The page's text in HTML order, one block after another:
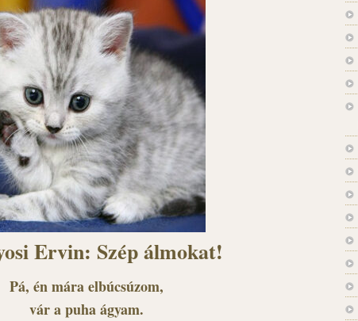
Ervin: Szép álmokat!
Pá, én mára elbúcsúzom,
vár a puha ágyam.